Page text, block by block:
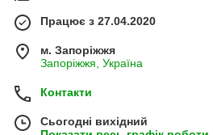
Працює з 27.04.2020
м. Запоріжжя
Запоріжжя, Україна
Контакти
Сьогодні вихідний